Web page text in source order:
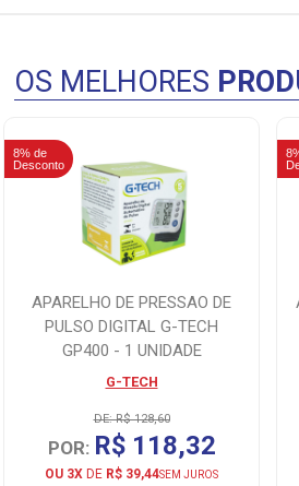
OS MELHORES
8% de
Desconto
APARELHO DE PRESSAO DE
PULSO DIGITAL G-TECH
GP400 - 1 UNIDADE
G-TECH
DE: R$ 128,60
POR: R$ 118,32
OU 3X DE R$ 39,44SEM JUROS